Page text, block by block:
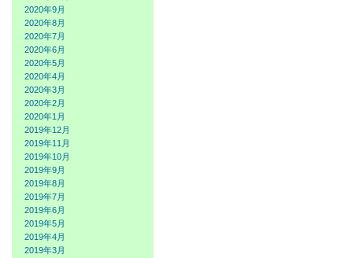
2020年9月
2020年8月
2020年7月
2020年6月
2020年5月
2020年4月
2020年3月
2020年2月
2020年1月
2019年12月
2019年11月
2019年10月
2019年9月
2019年8月
2019年7月
2019年6月
2019年5月
2019年4月
2019年3月